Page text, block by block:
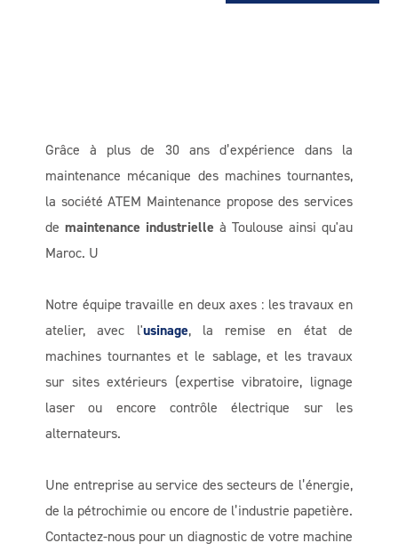
Grâce à plus de 30 ans d’expérience dans la
maintenance mécanique des machines tournantes,
la société ATEM Maintenance propose des services
demaintenance industrielle à Toulouse ainsi qu'au
Maroc. U
Notre équipe travaille en deux axes : les travaux en
atelier, avec l'usinage, la remise en état de
machines tournantes et le sablage, et les travaux
sur sites extérieurs (expertise vibratoire, lignage
laser ou encore contrôle électrique sur les
alternateurs.
Une entreprise au service des secteurs de l’énergie,
de la pétrochimie ou encore de l’industrie papetière.
Contactez-nous pour un diagnostic de votre machine